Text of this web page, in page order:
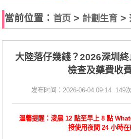
當前位置： 首页 > 計劃生育 >
大陸落仔幾錢？2026深圳終
檢查及藥費收
发布时间：2026-06-04 09:14 149
溫馨提醒：淩晨 12 點至早上 8 點
接使用夜間 24 小時在